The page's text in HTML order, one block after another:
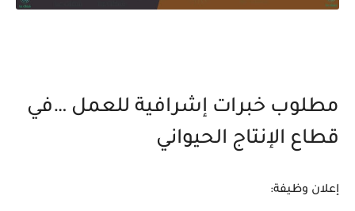
مطلوب خبرات إشرافية للعمل …في
قطاع الإنتاج الحيواني
إعلان وظيفة: